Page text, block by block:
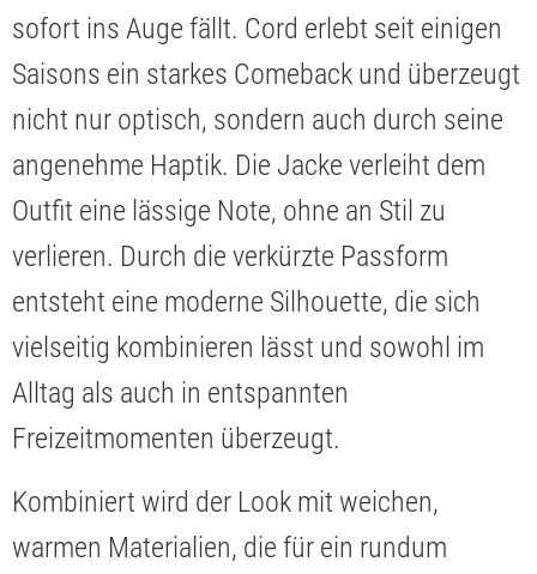
sofort ins Auge fällt. Cord erlebt seit einigen
Saisons ein starkes Comeback und überzeugt
nicht nur optisch, sondern auch durch seine
angenehme Haptik. Die Jacke verleiht dem
Outfit eine lässige Note, ohne an Stil zu
verlieren. Durch die verkürzte Passform
entsteht eine moderne Silhouette, die sich
vielseitig kombinieren lässt und sowohl im
Alltag als auch in entspannten
Freizeitmomenten überzeugt.
Kombiniert wird der Look mit weichen,
warmen Materialien, die für ein rundum